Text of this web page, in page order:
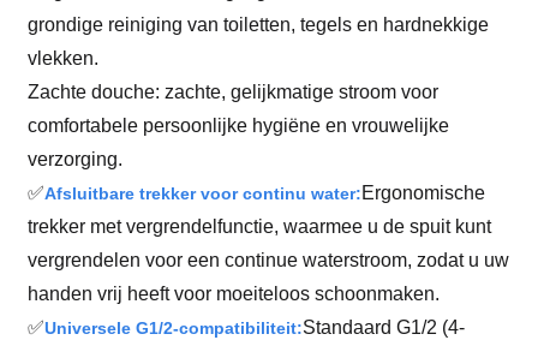
grondige reiniging van toiletten, tegels en hardnekkige
vlekken.
Zachte douche: zachte, gelijkmatige stroom voor
comfortabele persoonlijke hygiëne en vrouwelijke
verzorging.
✅Afsluitbare trekker voor continu water:Ergonomische
trekker met vergrendelfunctie, waarmee u de spuit kunt
vergrendelen voor een continue waterstroom, zodat u uw
handen vrij heeft voor moeiteloos schoonmaken.
✅Universele G1/2-compatibiliteit:Standaard G1/2 (4-